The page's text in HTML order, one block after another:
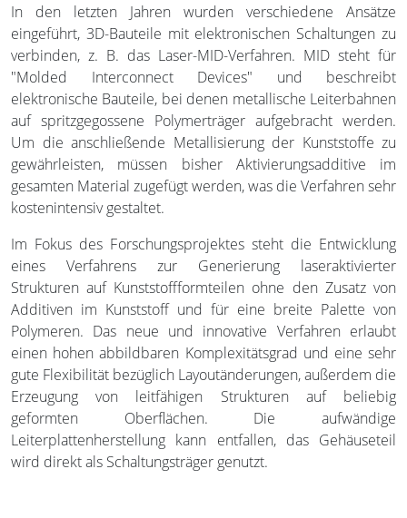
In den letzten Jahren wurden verschiedene Ansätze
eingeführt, 3D-Bauteile mit elektronischen Schaltungen zu
verbinden, z. B. das Laser-MID-Verfahren. MID steht für
"Molded Interconnect Devices" und beschreibt
elektronische Bauteile, bei denen metallische Leiterbahnen
auf spritzgegossene Polymerträger aufgebracht werden.
Um die anschließende Metallisierung der Kunststoffe zu
gewährleisten, müssen bisher Aktivierungsadditive im
gesamten Material zugefügt werden, was die Verfahren sehr
kostenintensiv gestaltet.
Im Fokus des Forschungsprojektes steht die Entwicklung
eines Verfahrens zur Generierung laseraktivierter
Strukturen auf Kunststoffformteilen ohne den Zusatz von
Additiven im Kunststoff und für eine breite Palette von
Polymeren. Das neue und innovative Verfahren erlaubt
einen hohen abbildbaren Komplexitätsgrad und eine sehr
gute Flexibilität bezüglich Layoutänderungen, außerdem die
Erzeugung von leitfähigen Strukturen auf beliebig
geformten Oberflächen. Die aufwändige
Leiterplattenherstellung kann entfallen, das Gehäuseteil
wird direkt als Schaltungsträger genutzt.